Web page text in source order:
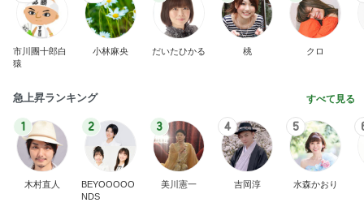
市川團十郎白
猿
小林麻央 だいたひかる 桃 クロ
急上昇ランキング すべて見る
1
木村直人
2
BEYOOOOO
NDS
3
美川憲一
4
吉岡淳
5
水森かおり